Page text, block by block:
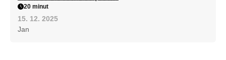
20 minut
15. 12. 2025
Jan